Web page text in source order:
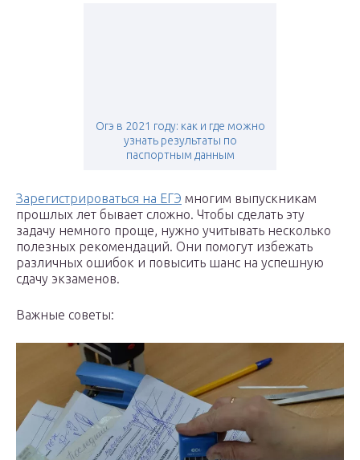
Огэ в 2021 году: как и где можно
узнать результаты по
паспортным данным
Зарегистрироваться на ЕГЭ многим выпускникам
прошлых лет бывает сложно. Чтобы сделать эту
задачу немного проще, нужно учитывать несколько
полезных рекомендаций. Они помогут избежать
различных ошибок и повысить шанс на успешную
сдачу экзаменов.
Важные советы: